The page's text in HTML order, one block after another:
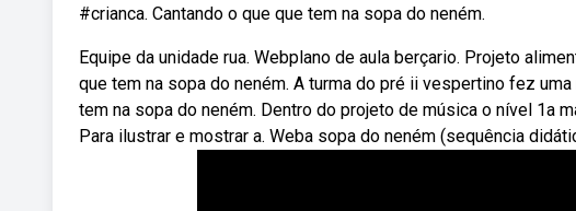
#crianca. Cantando o que que tem na sopa do neném.
Equipe da unidade rua. Webplano de aula berçario. Projeto
que tem na sopa do neném. A turma do pré ii vespertino fez
tem na sopa do neném. Dentro do projeto de música o nível 1a
Para ilustrar e mostrar a. Weba sopa do neném (sequência